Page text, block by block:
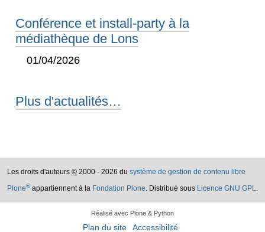
Conférence et install-party à la
médiathèque de Lons
01/04/2026
Plus d'actualités…
Les droits d'auteurs © 2000 - 2026 du système de gestion de contenu libre
Plone®appartiennent à la Fondation Plone. Distribué sous Licence GNU GPL.
Réalisé avec Plone & Python
Plan du site Accessibilité